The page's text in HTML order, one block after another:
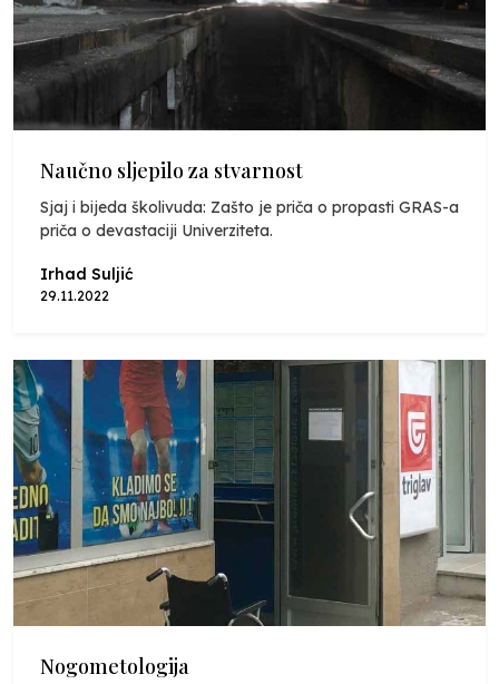
Naučno sljepilo za stvarnost
Sjaj i bijeda školivuda: Zašto je priča o propasti GRAS-a
priča o devastaciji Univerziteta.
Irhad Suljić
29.11.2022
Nogometologija